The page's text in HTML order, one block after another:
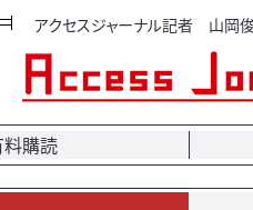
アクセスジャーナル記者 山岡
購読